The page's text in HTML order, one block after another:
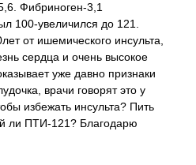
Фибриноген-3,1
100-увеличился до 121.
от ишемического инсульта,
сердца и очень высокое
уже давно признаки
врачи говорят это у
избежать инсульта? Пить
ли ПТИ-121? Благодарю